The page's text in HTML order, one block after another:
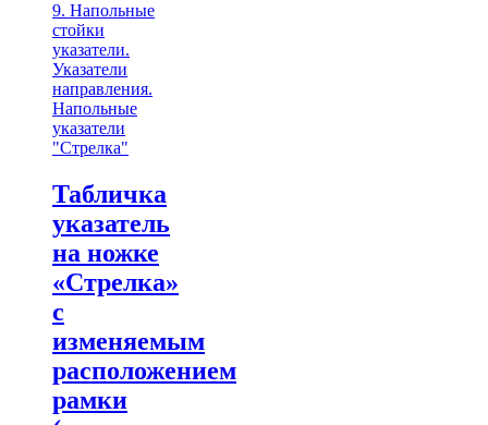
9. Напольные
стойки
указатели.
Указатели
направления.
Напольные
указатели
"Стрелка"
Табличка
указатель
на ножке
«Стрелка»
с
изменяемым
расположением
рамки